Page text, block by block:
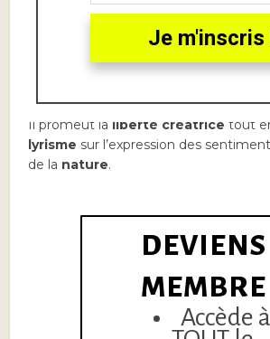
grands écrivain français.
Il est le chef de file duromantisme
première moitié du XIXe siècle,
Il promeut la liberté créatrice tout
lyrisme sur l’expression des
de la nature.
DEVIENS
MEMBRE
Accède à
Je m'inscris